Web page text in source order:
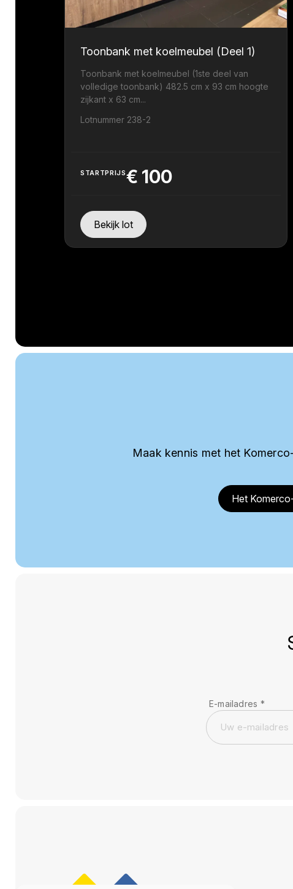
Toonbank met koelmeubel (Deel 1)
Toonbank met koelmeubel (1ste deel van
volledige toonbank) 482.5 cm x 93 cm hoogte
zijkant x 63 cm...
Lotnummer 238-2
STARTPRIJS€ 100
Bekijk lot
Maak kennis met het
Het
E-mailadres *